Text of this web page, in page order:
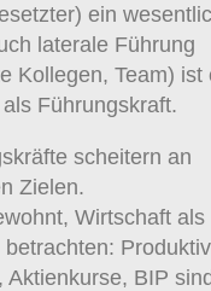
ein
laterale Führung
Kollegen, Team) ist
Führungskraft.
scheitern an
Zielen.
Wirtschaft
Aktienkurse, BIP